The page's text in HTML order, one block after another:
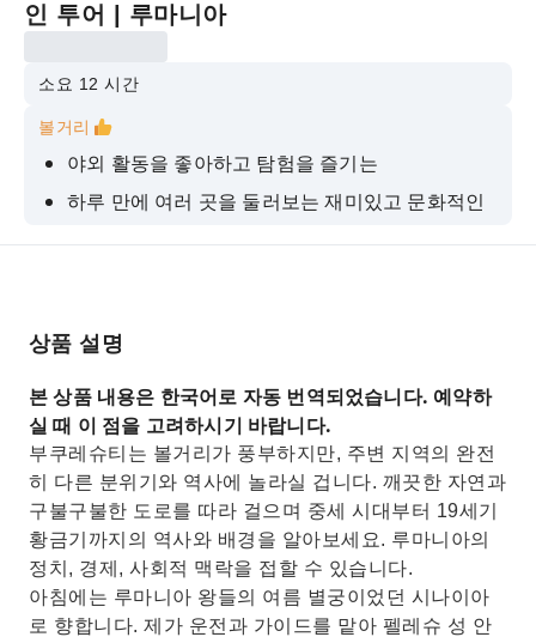
인 투어 | 루마니아
소요 12 시간
볼거리
야외 활동을 좋아하고 탐험을 즐기는
하루 만에 여러 곳을 둘러보는 재미있고 문화적인
상품 설명
본 상품 내용은 한국어로 자동 번역되었습니다. 예약하
실 때 이 점을 고려하시기 바랍니다.
부쿠레슈티는 볼거리가 풍부하지만, 주변 지역의 완전
히 다른 분위기와 역사에 놀라실 겁니다. 깨끗한 자연과
구불구불한 도로를 따라 걸으며 중세 시대부터 19세기
황금기까지의 역사와 배경을 알아보세요. 루마니아의
정치, 경제, 사회적 맥락을 접할 수 있습니다.
아침에는 루마니아 왕들의 여름 별궁이었던 시나이아
로 향합니다. 제가 운전과 가이드를 맡아 펠레슈 성 안